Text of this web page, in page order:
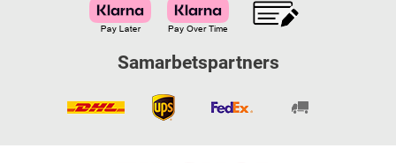
Samarbetspartners